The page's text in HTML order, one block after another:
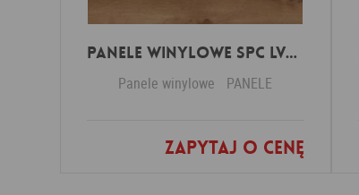
Panele Winylowe SPC LVT Besancon 54641 Klasa 34 4.5 mm
Panele winylowe PANELE
Zapytaj o cenę
Dodaj do ulubionych